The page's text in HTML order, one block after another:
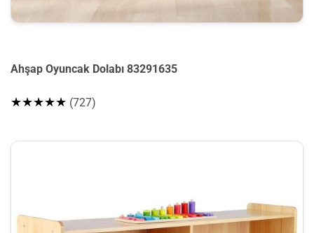
Ahşap Oyuncak Dolabı 83291635
★★★★★ (727)